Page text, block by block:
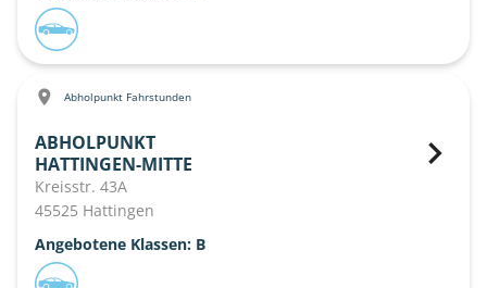
Abholpunkt Fahrstunden
ABHOLPUNKT
HATTINGEN-MITTE
Kreisstr. 43A
45525 Hattingen
Angebotene Klassen: B